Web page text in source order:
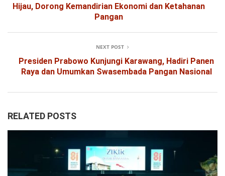
Hijau, Dorong Kemandirian Ekonomi dan Ketahanan
Pangan
NEXT POST
Presiden Prabowo Kunjungi Karawang, Hadiri Panen
Raya dan Umumkan Swasembada Pangan Nasional
RELATED POSTS